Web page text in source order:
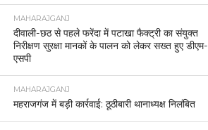
MAHARAJGANJ
दीवाली-छठ से पहले फरेंदा में पटाखा फैक्ट्री का संयुक्त
निरीक्षण सुरक्षा मानकों के पालन को लेकर सख्त हुए डीएम-
एसपी
MAHARAJGANJ
महराजगंज में बड़ी कार्रवाई: ठूठीबारी थानाध्यक्ष निलंबित